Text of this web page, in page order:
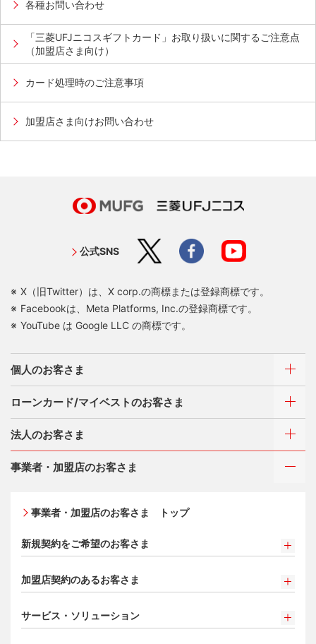
各種お問い合わせ
「三菱UFJニコスギフトカード」お取り扱いに関するご注意点
（加盟店さま向け）
カード処理時のご注意事項
加盟店さま向けお問い合わせ
公式SNS
X（旧Twitter）は、X corp.の商標または登録商標です。
Facebookは、Meta Platforms, Inc.の登録商標です。
YouTube は Google LLC の商標です。
個人のお客さま
カードをつくるトップ
三菱ＵＦＪカード
三菱ＵＦＪカード・プラチナ・アメリカン・エキスプレ
ス®・カード
オンライン入会申し込みの流れ
UnionPay（銀聯）カード
家族カード
三菱UFJニコスが選ばれる理由
ローンカード/マイベストのお客さま
ご利用・お支払い方法
借入時残高スライドリボルビング方式
定額リボルビング(毎月元利定額返済)方式
法人のお客さま
特典・サービス
NICOSカード会員の方
プラチナ会員さま専用の特別なサービス Platinum
各種照会・お手続き
法人のお客さま サイトマップ
お問い合わせ
事業者・加盟店のお客さま
事業者・加盟店のお客さま トップ
新規契約をご希望のお客さま
お取り扱いいただけるカード情報とお支払い情報
加盟店契約のあるお客さま
加盟店規約/その他ご注意事項
サービス・ソリューション